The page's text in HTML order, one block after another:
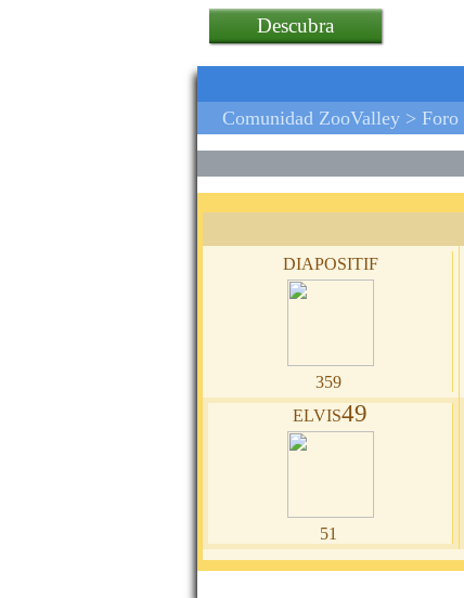
Descubra
Comunidad ZooValley > Foro
diapositif
359
elvis49
51